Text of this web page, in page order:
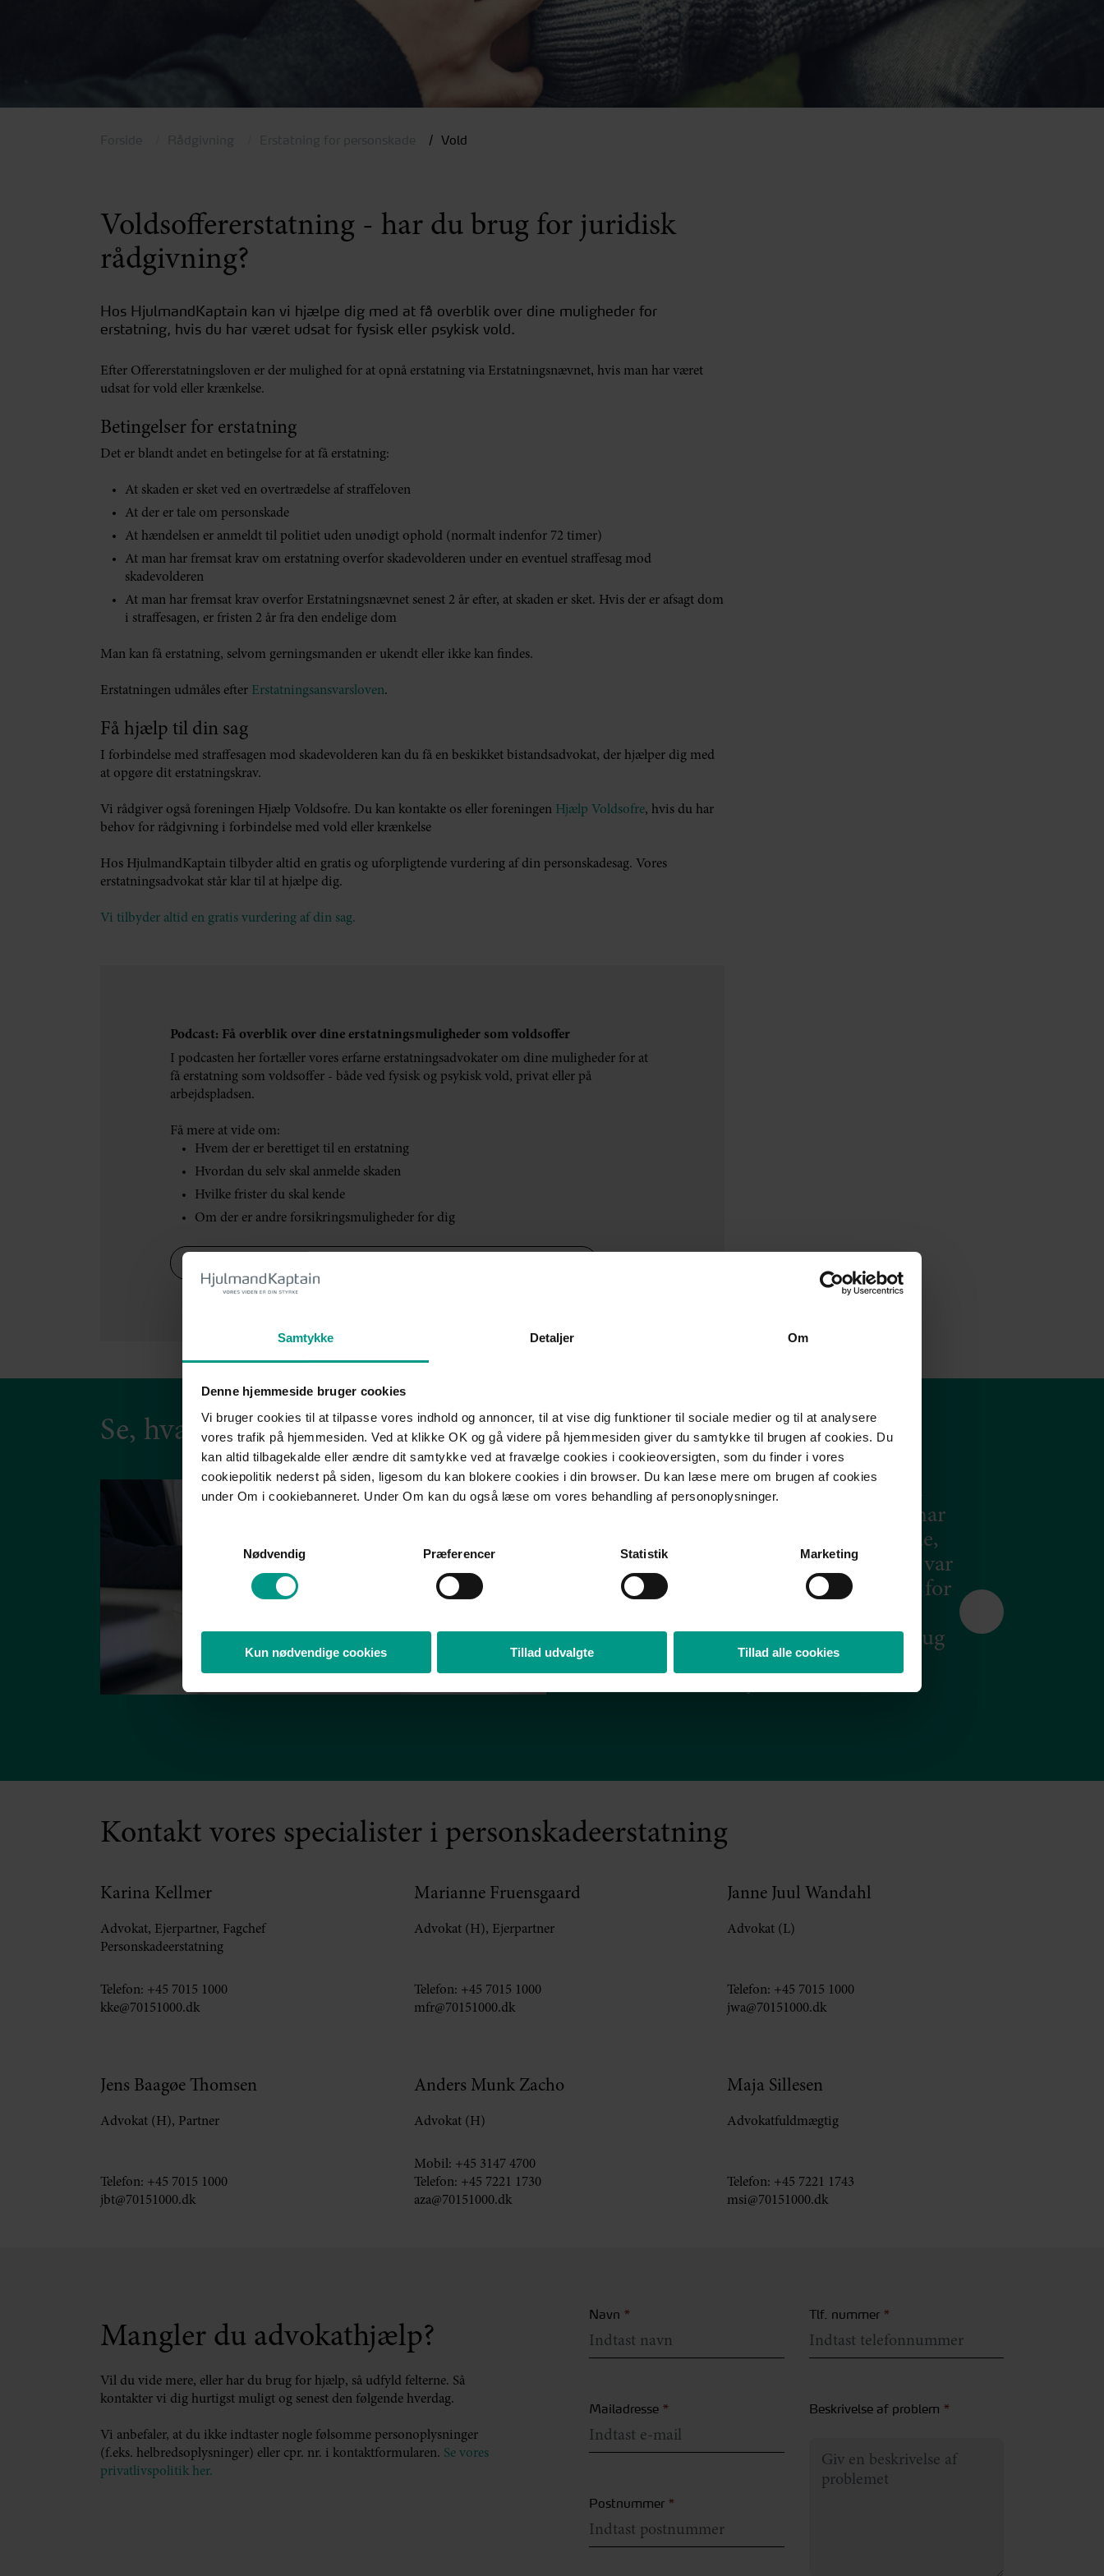
Samtykke Detaljer Om
Denne hjemmeside bruger cookies
Vi bruger cookies til at tilpasse vores indhold og annoncer, til at vise dig funktioner til sociale medier og til at analysere
vores trafik på hjemmesiden. Ved at klikke OK og gå videre på hjemmesiden giver du samtykke til brugen af cookies. Du
kan altid tilbagekalde eller ændre dit samtykke ved at fravælge cookies i cookieoversigten, som du finder i vores
cookiepolitik nederst på siden, ligesom du kan blokere cookies i din browser. Du kan læse mere om brugen af cookies
under Om i cookiebanneret. Under Om kan du også læse om vores behandling af personoplysninger.
Nødvendig
Præferencer Statistik Marketing
Kun nødvendige cookies Tillad udvalgte Tillad alle cookies
Vold
Voldsoffererstatning - har du brug for juridisk
rådgivning?
Hos HjulmandKaptain kan vi hjælpe dig med at få overblik over dine muligheder for
erstatning, hvis du har været udsat for fysisk eller psykisk vold.
Efter Offererstatningsloven er der mulighed for at opnå erstatning via Erstatningsnævnet, hvis man har været
udsat for vold eller krænkelse.
Betingelser for erstatning
Det er blandt andet en betingelse for at få erstatning:
At skaden er sket ved en overtrædelse af straffeloven
At der er tale om personskade
At hændelsen er anmeldt til politiet uden unødigt ophold (normalt indenfor 72 timer)
At man har fremsat krav om erstatning overfor skadevolderen under en eventuel straffesag mod
skadevolderen
At man har fremsat krav overfor Erstatningsnævnet senest 2 år efter, at skaden er sket. Hvis der er afsagt dom
i straffesagen, er fristen 2 år fra den endelige dom
Man kan få erstatning, selvom gerningsmanden er ukendt eller ikke kan findes.
Erstatningen udmåles efter Erstatningsansvarsloven.
Få hjælp til din sag
I forbindelse med straffesagen mod skadevolderen kan du få en beskikket bistandsadvokat, der hjælper dig med
at opgøre dit erstatningskrav.
Vi rådgiver også foreningen Hjælp Voldsofre. Du kan kontakte os eller foreningen Hjælp Voldsofre, hvis du har
behov for rådgivning i forbindelse med vold eller krænkelse
Hos HjulmandKaptain tilbyder altid en gratis og uforpligtende vurdering af din personskadesag. Vores
erstatningsadvokat står klar til at hjælpe dig.
Vi tilbyder altid en gratis vurdering af din sag.
Podcast: Få overblik over dine erstatningsmuligheder som voldsoffer
I podcasten her fortæller vores erfarne erstatningsadvokater om dine muligheder for at
få erstatning som voldsoffer - både ved fysisk og psykisk vold, privat eller på
arbejdspladsen.
Få mere at vide om:
Hvem der er berettiget til en erstatning
Hvordan du selv skal anmelde skaden
Hvilke frister du skal kende
Om der er andre forsikringsmuligheder for dig
Se, hvad vores kunder siger
” At have HjulmandKaptain med på
sidelinjen har været fantastisk, og det har
givet os ro og tryghed. Vi har fået gode,
konkrete råd, og alene det at vide, at de var
der, har støttet os på turen. Kæmpe tak for
HjulmandKaptain til andre, der har brug
for rådgivning eller hjælp. ”
Kontakt vores specialister i personskadeerstatning
Karina Kellmer
Advokat, Ejerpartner, Fagchef
Personskadeerstatning
Telefon: +45 7015 1000
kke@70151000.dk
Marianne Fruensgaard
Advokat (H), Ejerpartner
Telefon: +45 7015 1000
mfr@70151000.dk
Janne Juul Wandahl
Advokat (L)
Telefon: +45 7015 1000
jwa@70151000.dk
Jens Baagøe Thomsen
Advokat (H), Partner
Telefon: +45 7015 1000
jbt@70151000.dk
Anders Munk Zacho
Advokat (H)
Mobil: +45 3147 4700
Telefon: +45 7221 1730
aza@70151000.dk
Maja Sillesen
Advokatfuldmægtig
Telefon: +45 7221 1743
msi@70151000.dk
Mangler du advokathjælp?
Vil du vide mere, eller har du brug for hjælp, så udfyld felterne. Så
kontakter vi dig hurtigst muligt og senest den følgende hverdag.
Vi anbefaler, at du ikke indtaster nogle følsomme personoplysninger
(f.eks. helbredsoplysninger) eller cpr. nr. i kontaktformularen. Se vores
privatlivspolitik her.
Navn *
Mailadresse *
Postnummer *
Tlf. nummer *
Beskrivelse af problem *